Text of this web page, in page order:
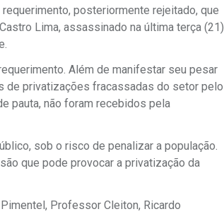
posteriormente rejeitado, que
Lima, assassinado na última terça (21)
Além de manifestar seu pesar
de privatizações fracassadas do setor pelo
pauta, não foram recebidos pela
sob o risco de penalizar a população.
que pode provocar a privatização da
Professor Cleiton, Ricardo